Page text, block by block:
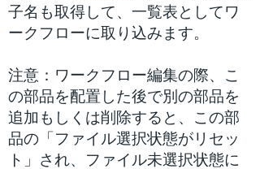
子名も取得して、一覧表としてワ
ークフローに取り込みます。
注意：ワークフロー編集の際、こ
の部品を配置した後で別の部品を
追加もしくは削除すると、この部
品の「ファイル選択状態がリセッ
ト」され、ファイル未選択状態に